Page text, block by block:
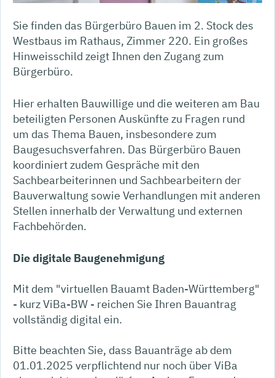
Sie finden das Bürgerbüro Bauen im 2. Stock des
Westbaus im Rathaus, Zimmer 220. Ein großes
Hinweisschild zeigt Ihnen den Zugang zum
Bürgerbüro.
Hier erhalten Bauwillige und die weiteren am Bau
beteiligten Personen Auskünfte zu Fragen rund
um das Thema Bauen, insbesondere zum
Baugesuchsverfahren. Das Bürgerbüro Bauen
koordiniert zudem Gespräche mit den
Sachbearbeiterinnen und Sachbearbeitern der
Bauverwaltung sowie Verhandlungen mit anderen
Stellen innerhalb der Verwaltung und externen
Fachbehörden.
Die digitale Baugenehmigung
Mit dem "virtuellen Bauamt Baden-Württemberg"
- kurz ViBa-BW - reichen Sie Ihren Bauantrag
vollständig digital ein.
Bitte beachten Sie, dass Bauanträge ab dem
01.01.2025 verpflichtend nur noch über ViBa